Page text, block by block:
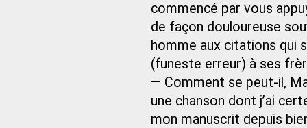
commencé par vous
de façon douloureuse
homme aux citations qui
(funeste erreur) à ses
— Comment se peut-il,
une chanson dont j’ai
mon manuscrit depuis